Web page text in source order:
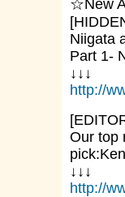
☆New
Niigata
Part 1-
↓↓↓
http://
Our top
↓↓↓
http://